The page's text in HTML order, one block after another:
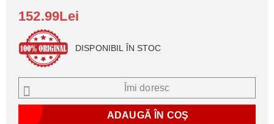
152.99Lei
DISPONIBIL ÎN STOC
Îmi doresc